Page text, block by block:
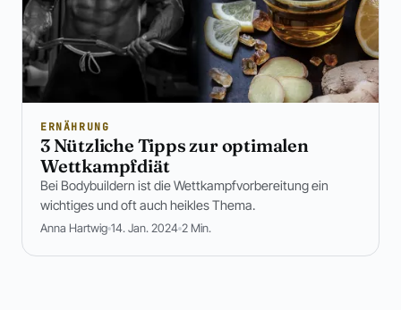
ERNÄHRUNG
3 Nützliche Tipps zur optimalen
Wettkampfdiät
Bei Bodybuildern ist die Wettkampfvorbereitung ein
wichtiges und oft auch heikles Thema.
Anna Hartwig 14. Jan. 2024 2 Min.